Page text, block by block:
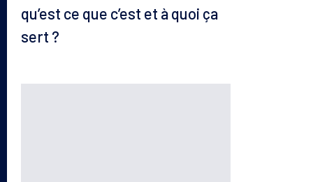
qu’est ce que c’est et à quoi ça
sert ?